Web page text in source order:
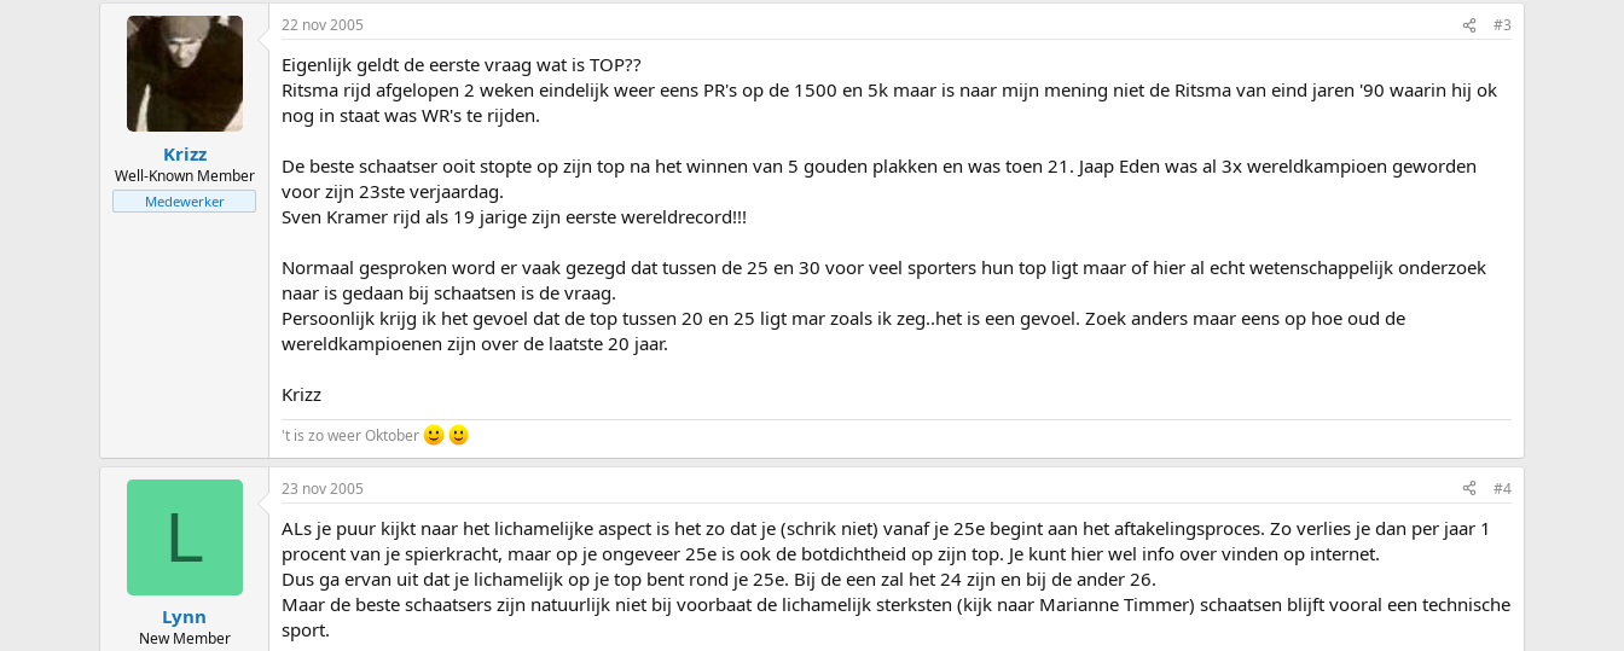
Krizz
Well-Known Member
Medewerker
22 nov 2005 #3
Eigenlijk geldt de eerste vraag wat is TOP??
Ritsma rijd afgelopen 2 weken eindelijk weer eens PR's op de 1500 en 5k maar is naar mijn mening niet de Ritsma van eind jaren '90 waarin hij ok
nog in staat was WR's te rijden.
De beste schaatser ooit stopte op zijn top na het winnen van 5 gouden plakken en was toen 21. Jaap Eden was al 3x wereldkampioen geworden
voor zijn 23ste verjaardag.
Sven Kramer rijd als 19 jarige zijn eerste wereldrecord!!!
Normaal gesproken word er vaak gezegd dat tussen de 25 en 30 voor veel sporters hun top ligt maar of hier al echt wetenschappelijk onderzoek
naar is gedaan bij schaatsen is de vraag.
Persoonlijk krijg ik het gevoel dat de top tussen 20 en 25 ligt mar zoals ik zeg..het is een gevoel. Zoek anders maar eens op hoe oud de
wereldkampioenen zijn over de laatste 20 jaar.
Krizz
't is zo weer Oktober
L
Lynn
New Member
23 nov 2005 #4
ALs je puur kijkt naar het lichamelijke aspect is het zo dat je (schrik niet) vanaf je 25e begint aan het aftakelingsproces. Zo verlies je dan per jaar 1
procent van je spierkracht, maar op je ongeveer 25e is ook de botdichtheid op zijn top. Je kunt hier wel info over vinden op internet.
Dus ga ervan uit dat je lichamelijk op je top bent rond je 25e. Bij de een zal het 24 zijn en bij de ander 26.
Maar de beste schaatsers zijn natuurlijk niet bij voorbaat de lichamelijk sterksten (kijk naar Marianne Timmer) schaatsen blijft vooral een technische
sport.